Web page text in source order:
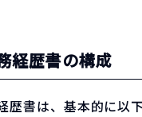
経歴書の構成
歴書は、基本的に以